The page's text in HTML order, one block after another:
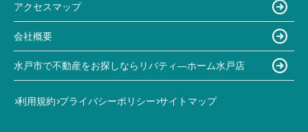
アクセスマップ
会社概要
水戸市で不動産をお探しならリバティ―ホーム水戸店
利用規約 プライバシーポリシー サイトマップ